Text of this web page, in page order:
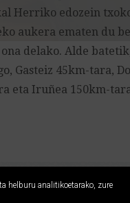
Herriko edozein
aukera ematen du
delako. Alde
Gasteiz 45km-tara,
eta Iruñea 150km-
helburu analitikoetarako, zure